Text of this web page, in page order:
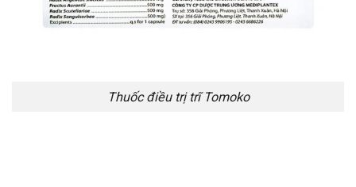
Thuốc điều trị trĩ Tomoko